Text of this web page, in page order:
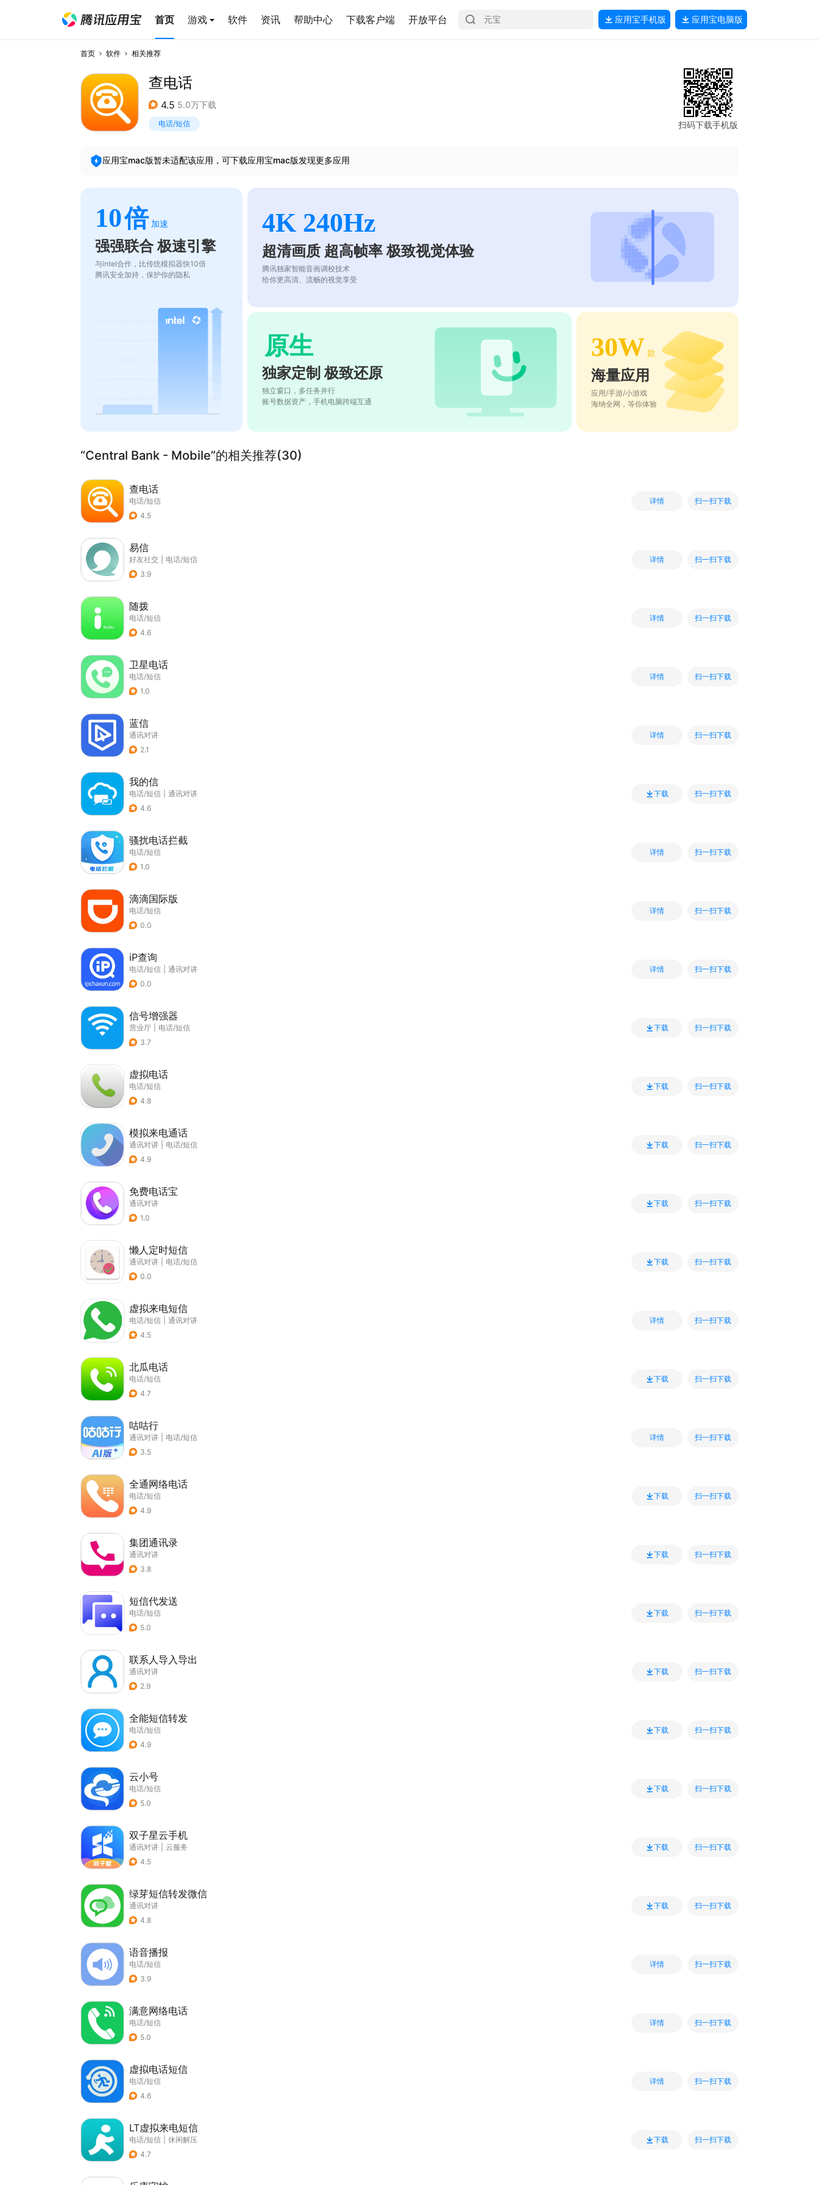
首页 游戏 软件 资讯 帮助中心 下载客户端 开放平台 应用宝手机版 应用宝电脑版
首页 软件 相关推荐
查电话
4.5 5.0万下载
电话/短信 扫码下载手机版
应用宝mac版暂未适配该应用，可下载应用宝mac版发现更多应用
10倍 加速
强强联合 极速引擎
与intel合作，比传统模拟器快10倍
腾讯安全加持，保护你的隐私
4K 240Hz
超清画质 超高帧率 极致视觉体验
腾讯独家智能音画调校技术
给你更高清、流畅的视觉享受
原生
独家定制 极致还原
独立窗口，多任务并行
账号数据资产，手机电脑跨端互通
30W 款
海量应用
应用/手游/小游戏
海纳全网，等你体验
“Central Bank - Mobile”的相关推荐(30)
查电话
电话/短信
4.5
详情 扫一扫下载
易信
好友社交
电话/短信
3.9
详情 扫一扫下载
随拨
电话/短信
4.6
详情 扫一扫下载
卫星电话
电话/短信
1.0
详情 扫一扫下载
蓝信
通讯对讲
2.1
详情 扫一扫下载
我的信
电话/短信
通讯对讲
4.6
下载 扫一扫下载
骚扰电话拦截
电话/短信
1.0
详情 扫一扫下载
滴滴国际版
电话/短信
0.0
详情 扫一扫下载
iP查询
电话/短信
通讯对讲
0.0
详情 扫一扫下载
信号增强器
营业厅
电话/短信
3.7
下载 扫一扫下载
虚拟电话
电话/短信
4.8
下载 扫一扫下载
模拟来电通话
通讯对讲
电话/短信
4.9
下载 扫一扫下载
免费电话宝
通讯对讲
1.0
下载 扫一扫下载
懒人定时短信
通讯对讲
电话/短信
0.0
下载 扫一扫下载
虚拟来电短信
电话/短信
通讯对讲
4.5
详情 扫一扫下载
北瓜电话
电话/短信
4.7
下载 扫一扫下载
咕咕行
通讯对讲
电话/短信
3.5
详情 扫一扫下载
全通网络电话
电话/短信
4.9
下载 扫一扫下载
集团通讯录
通讯对讲
3.8
下载 扫一扫下载
短信代发送
电话/短信
5.0
下载 扫一扫下载
联系人导入导出
通讯对讲
2.9
下载 扫一扫下载
全能短信转发
电话/短信
4.9
下载 扫一扫下载
云小号
电话/短信
5.0
下载 扫一扫下载
双子星云手机
通讯对讲
云服务
4.5
下载 扫一扫下载
绿芽短信转发微信
通讯对讲
4.8
下载 扫一扫下载
语音播报
电话/短信
3.9
详情 扫一扫下载
满意网络电话
电话/短信
5.0
详情 扫一扫下载
虚拟电话短信
电话/短信
4.6
详情 扫一扫下载
LT虚拟来电短信
电话/短信
休闲解压
4.7
下载 扫一扫下载